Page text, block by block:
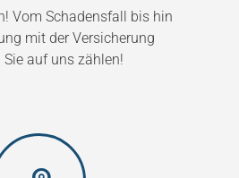
Vom Schadensfall bis hin
mit der Versicherung
Sie auf uns zählen!